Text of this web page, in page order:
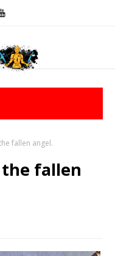
fallen angel.
fallen